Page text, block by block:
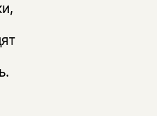
конфиденциальности
конфиденциальности
18 лет?